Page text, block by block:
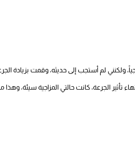
لم أستجب إلى حديثه، وقمت بزيادة
تأثير الجرعة، كانت حالتي المزاجية سيئة،